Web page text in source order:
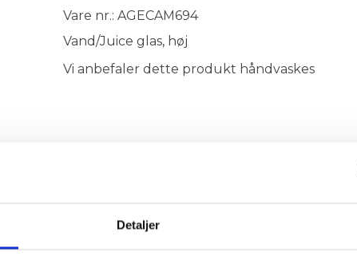
Detaljer
Vare nr.: AGECAM694
Vand/Juice glas, høj
Vi anbefaler dette produkt håndvaskes